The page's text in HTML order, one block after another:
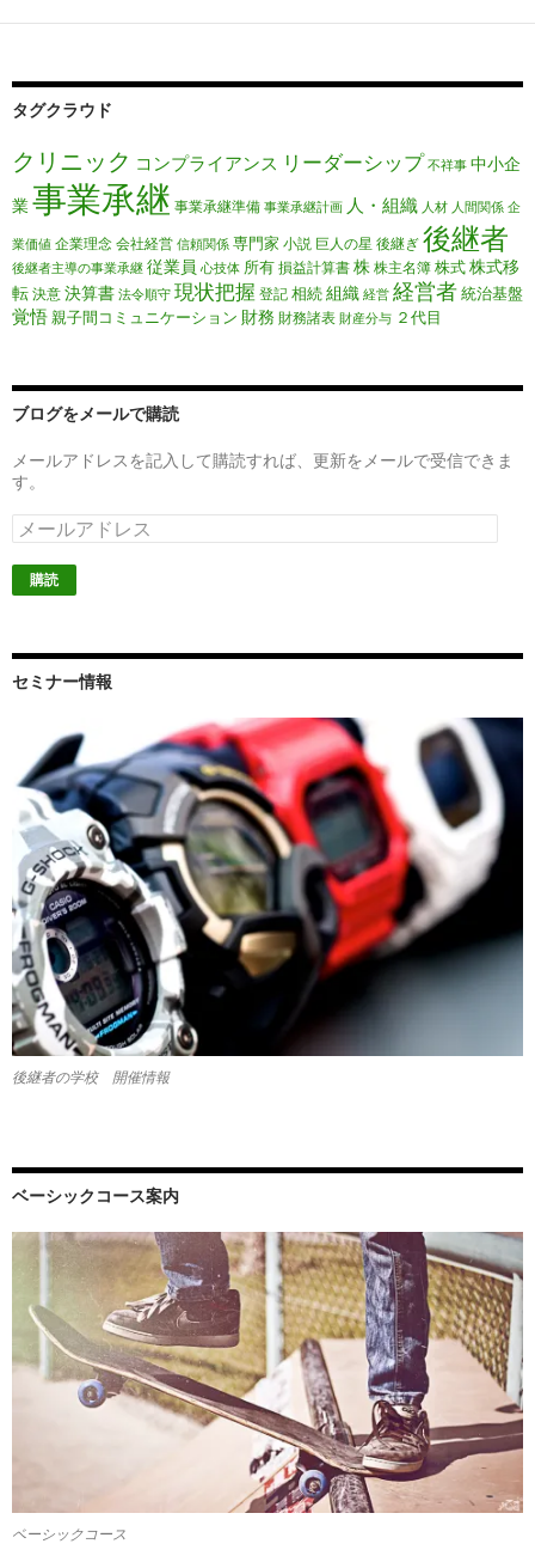
タグクラウド
クリニック コンプライアンス リーダーシップ 不祥事 中小企
業事業承継 事業承継準備 事業承継計画 人・組織 人材 人間関係 企
業価値 企業理念 会社経営 信頼関係 専門家 小説 巨人の星 後継ぎ 後継者
後継者主導の事業承継 従業員 心技体 所有 損益計算書 株 株主名簿 株式株式移
転 決意 決算書 法令順守 現状把握 登記 相続組織 経営 経営者統治基盤
覚悟親子間コミュニケーション 財務 財務諸表 財産分与 ２代目
ブログをメールで購読
メールアドレスを記入して購読すれば、更新をメールで受信できま
す。
メ
ー
ル
ア
ス
セミナー情報
後継者の学校 開催情報
ベーシックコース案内
ベーシックコース